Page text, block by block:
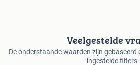
Veelgestelde
De onderstaande waarden zijn gebaseerd
ingestelde filters